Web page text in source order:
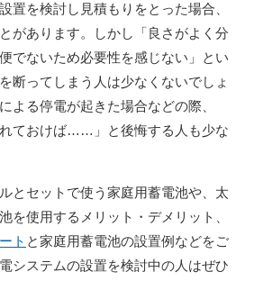
置を検討し見積もりをとった場合、
があります。しかし「良さがよく分
でないため必要性を感じない」とい
断ってしまう人は少なくないでしょ
よる停電が起きた場合などの際、
れておけば……」と後悔する人も少な
とセットで使う家庭用蓄電池や、太
を使用するメリット・デメリット、
ト と家庭用蓄電池の設置例などをご
システムの設置を検討中の人はぜひ